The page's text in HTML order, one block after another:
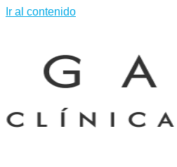
Ir al contenido